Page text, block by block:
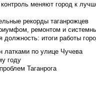
меняют город к
рекорды таганрожцев
ремонтом и
итоги работы
латками по улице Чучева
году
Таганрога